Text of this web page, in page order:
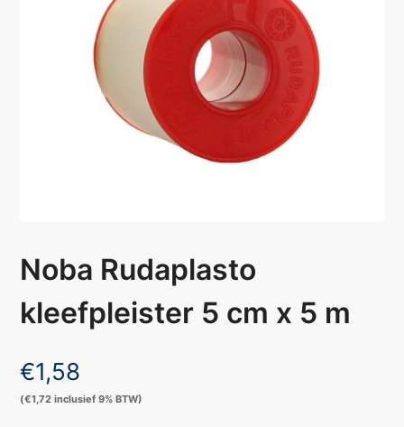
Noba Rudaplasto
kleefpleister 5 cm x 5 m
€1,58
(€1,72 inclusief 9% BTW)